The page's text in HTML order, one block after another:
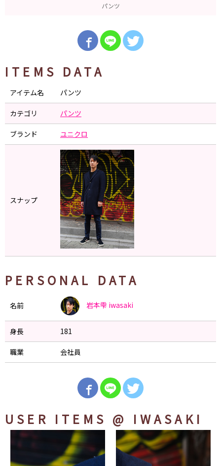
パンツ
ITEMS DATA
アイテム名 パンツ
カテゴリ パンツ
ブランド ユニクロ
スナップ
PERSONAL DATA
名前 岩本雫 iwasaki
身長 181
職業 会社員
USER ITEMS @ IWASAKI